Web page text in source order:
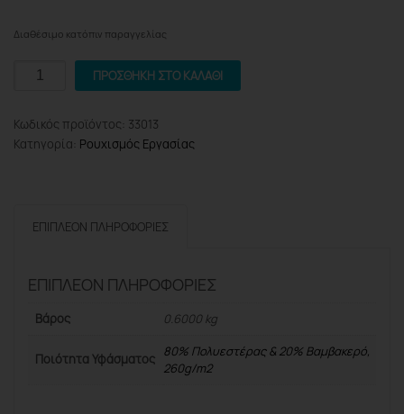
Διαθέσιμο κατόπιν παραγγελίας
BORMANN
Γιλέκο
Εργασίας
ΠΡΟΣΘΉΚΗ ΣΤΟ ΚΑΛΆΘΙ
Κωδικός προϊόντος: 33013
Κατηγορία: Ρουχισμός Εργασίας
ΕΠΙΠΛΈΟΝ ΠΛΗΡΟΦΟΡΊΕΣ
ΕΠΙΠΛΈΟΝ ΠΛΗΡΟΦΟΡΊΕΣ
Βάρος 0.6000 kg
Ποιότητα Υφάσματος 80% Πολυεστέρας & 20% Βαμβακερό,
260g/m2